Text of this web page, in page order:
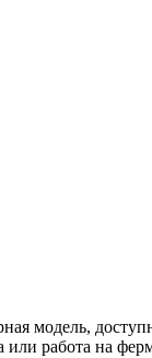
модель,
или работа на